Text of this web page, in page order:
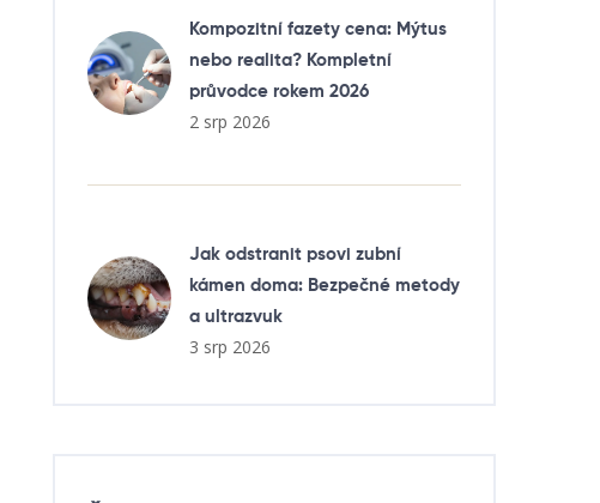
Kompozitní fazety cena: Mýtus
nebo realita? Kompletní
průvodce rokem 2026
2 srp 2026
Jak odstranit psovi zubní
kámen doma: Bezpečné metody
a ultrazvuk
3 srp 2026